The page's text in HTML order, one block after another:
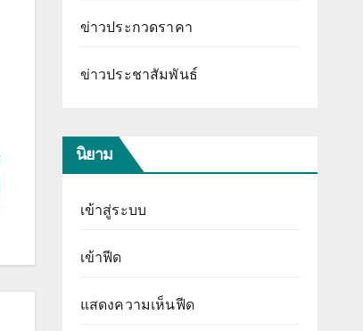
ข่าวประกวดราคา
ข่าวประชาสัมพันธ์
นิยาม
เข้าสู่ระบบ
เข้าฟีด
แสดงความเห็นฟีด